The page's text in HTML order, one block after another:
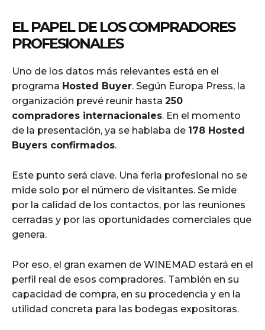
EL PAPEL DE LOS COMPRADORES
PROFESIONALES
Uno de los datos más relevantes está en el
programa Hosted Buyer. Según Europa Press, la
organización prevé reunir hasta 250
compradores internacionales. En el momento
de la presentación, ya se hablaba de 178 Hosted
Buyers confirmados.
Este punto será clave. Una feria profesional no se
mide solo por el número de visitantes. Se mide
por la calidad de los contactos, por las reuniones
cerradas y por las oportunidades comerciales que
genera.
Por eso, el gran examen de WINEMAD estará en el
perfil real de esos compradores. También en su
capacidad de compra, en su procedencia y en la
utilidad concreta para las bodegas expositoras.